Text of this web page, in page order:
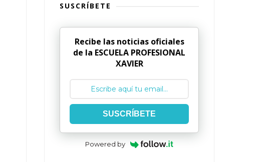
SUSCRÍBETE
Recibe las noticias oficiales
de la ESCUELA PROFESIONAL
XAVIER
SUSCRÍBETE
Powered by